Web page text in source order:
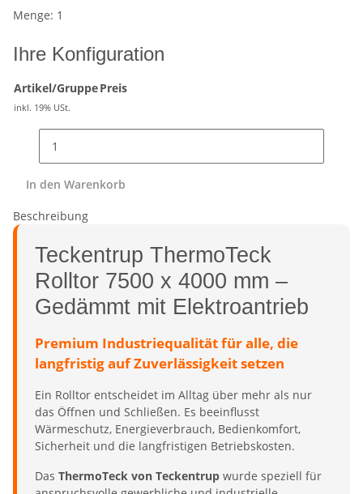
Menge: 1
Ihre Konfiguration
Artikel/GruppePreis
inkl. 19% USt.
In den Warenkorb
Beschreibung
Teckentrup ThermoTeck
Rolltor 7500 x 4000 mm –
Gedämmt mit Elektroantrieb
Premium Industriequalität für alle, die
langfristig auf Zuverlässigkeit setzen
Ein Rolltor entscheidet im Alltag über mehr als nur
das Öffnen und Schließen. Es beeinflusst
Wärmeschutz, Energieverbrauch, Bedienkomfort,
Sicherheit und die langfristigen Betriebskosten.
Das ThermoTeck von Teckentrup wurde speziell für